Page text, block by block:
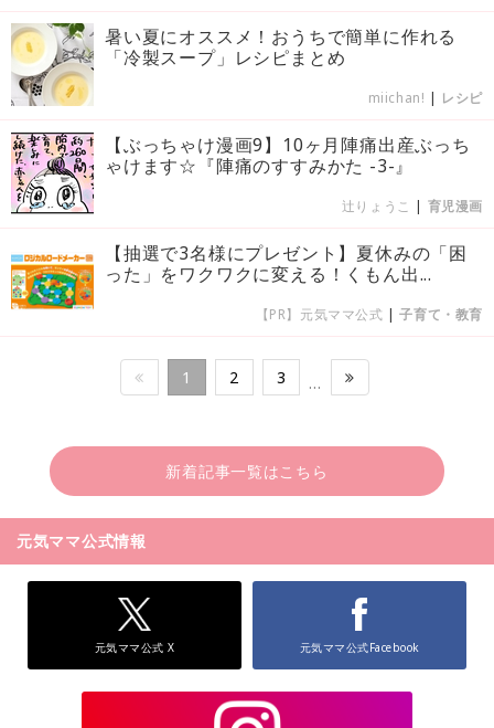
暑い夏にオススメ！おうちで簡単に作れる
「冷製スープ」レシピまとめ
miichan! | レシピ
【ぶっちゃけ漫画9】10ヶ月陣痛出産ぶっち
ゃけます☆『陣痛のすすみかた -3-』
辻りょうこ | 育児漫画
【抽選で3名様にプレゼント】夏休みの「困
った」をワクワクに変える！くもん出...
【PR】元気ママ公式 |子育て・教育
1 2 3 …
新着記事一覧はこちら
元気ママ公式情報
元気ママ公式 X 元気ママ公式Facebook